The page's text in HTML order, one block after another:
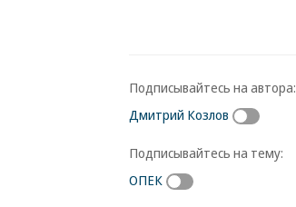
Подписывайтесь на автора:
Дмитрий Козлов
Подписывайтесь на тему:
ОПЕК